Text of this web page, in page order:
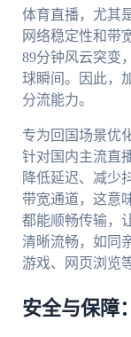
体育直播，尤其
网络稳定性和带
89分钟风云突变
球瞬间。因此，
分流能力。
专为回国场景优
针对国内主流直
降低延迟、减少
带宽通道，这意
都能顺畅传输，
清晰流畅，如同
游戏、网页浏览
安全与保障